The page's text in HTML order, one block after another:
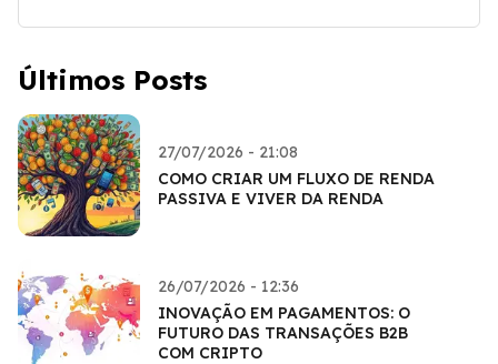
Últimos Posts
27/07/2026 - 21:08
COMO CRIAR UM FLUXO DE RENDA
PASSIVA E VIVER DA RENDA
26/07/2026 - 12:36
INOVAÇÃO EM PAGAMENTOS: O
FUTURO DAS TRANSAÇÕES B2B
COM CRIPTO